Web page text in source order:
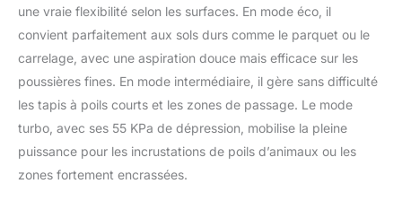
perdre de poussière et de saleté sur les
"bords, les pieds de table, sous le lit et
sous le canapé". Filtration à haute
efficacité à 99,99 % : l'aspirateur sans fil
dispose de 8 couches de filtration de
précision et d'une structure multi-vortex
pour obtenir une séparation cyclonique
des grosses et minuscules particules de
poussière inférieures à 0,3 μm et prévenir
une vraie flexibilité selon les surfaces. En mode éco, il
convient parfaitement aux sols durs comme le parquet ou le
carrelage, avec une aspiration douce mais efficace sur les
poussières fines. En mode intermédiaire, il gère sans difficulté
les tapis à poils courts et les zones de passage. Le mode
turbo, avec ses 55 KPa de dépression, mobilise la pleine
puissance pour les incrustations de poils d’animaux ou les
zones fortement encrassées.